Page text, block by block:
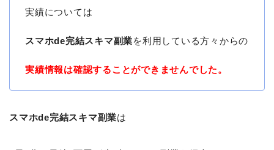
実績については
スマホde完結スキマ副業を利用している方々からの
実績情報は確認することができませんでした。
スマホde完結スキマ副業は